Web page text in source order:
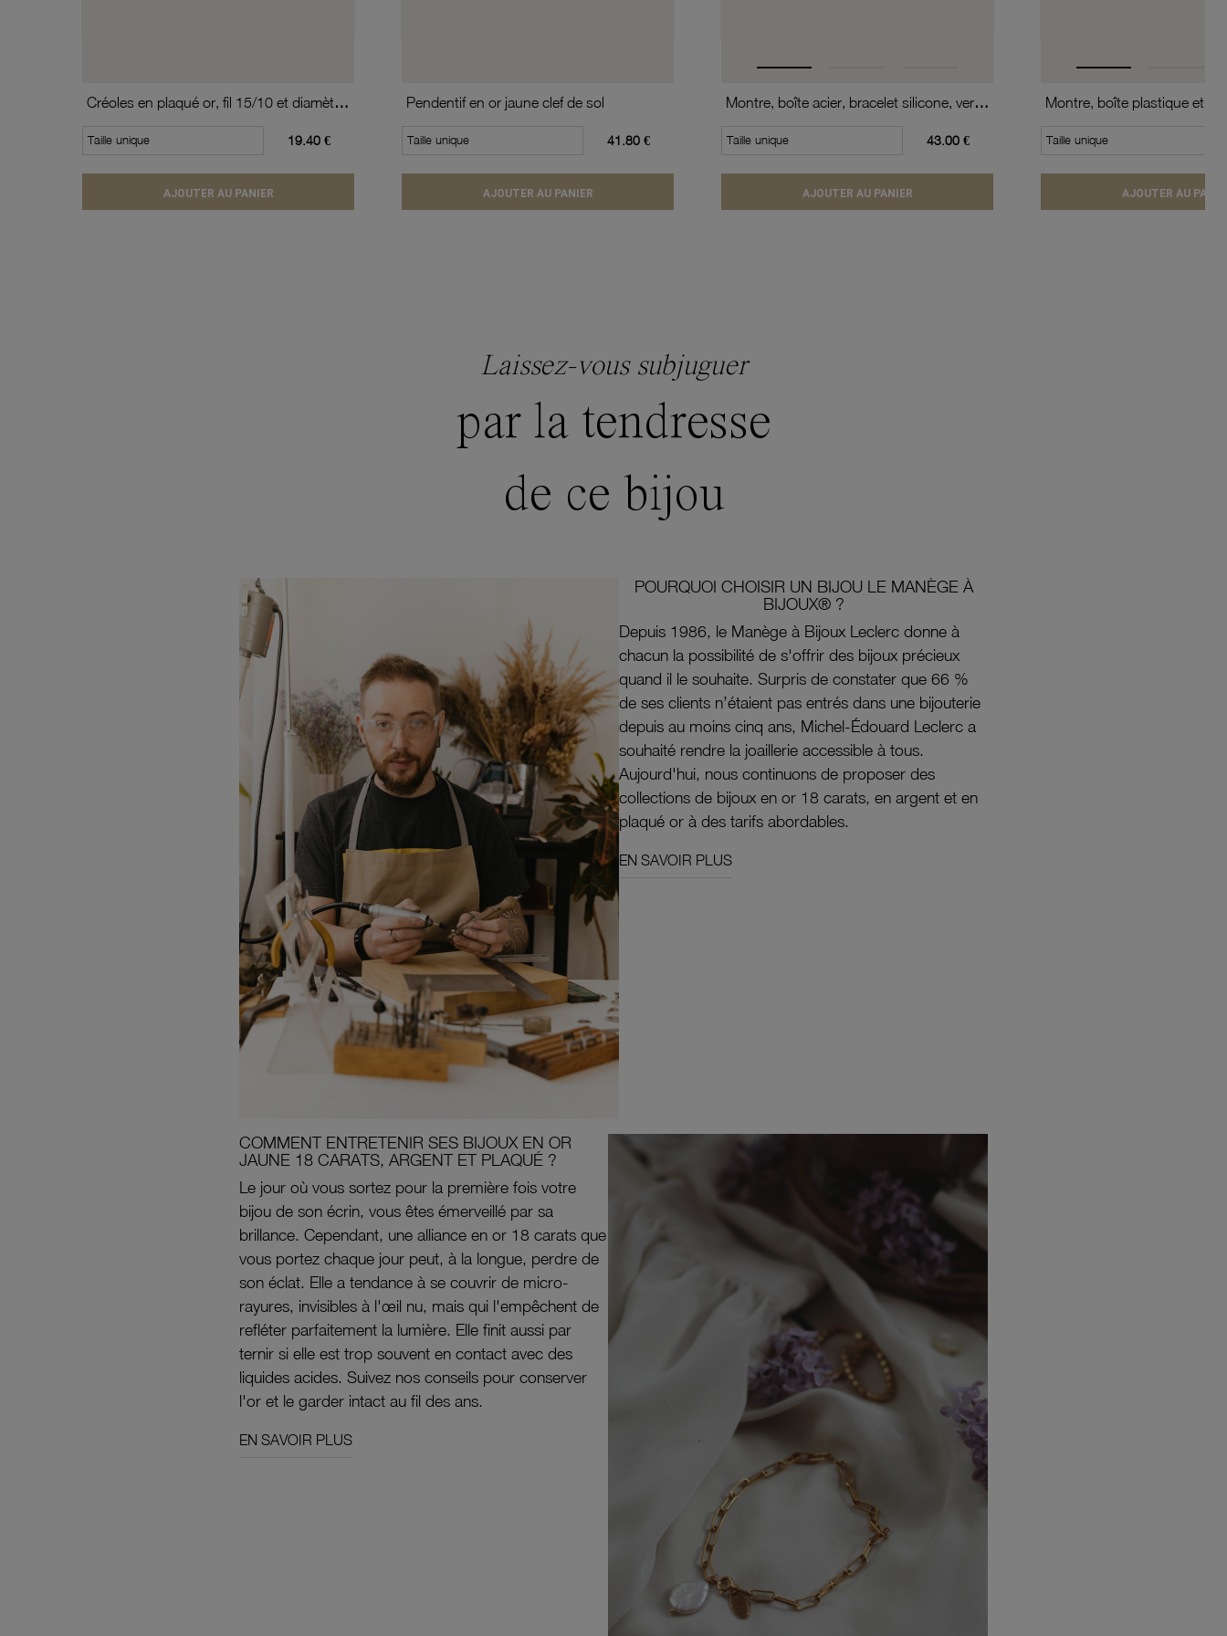
Créoles en plaqué or, fil 15/10 et diamètre 20 mm
Taille unique 19.40 €
AJOUTER AU PANIER
Pendentif en or jaune clef de sol
Taille unique 41.80 €
AJOUTER AU PANIER
Montre, boîte acier, bracelet silicone, verre minéral, kids
Taille unique 43.00 €
AJOUTER AU PANIER
Taille unique
AJOUTER AU
Laissez-vous subjuguer
par la tendresse
de ce bijou
POURQUOI CHOISIR UN BIJOU LE MANÈGE À
BIJOUX® ?
Depuis 1986, le Manège à Bijoux Leclerc donne à
chacun la possibilité de s'offrir des bijoux précieux
quand il le souhaite. Surpris de constater que 66 %
de ses clients n’étaient pas entrés dans une bijouterie
depuis au moins cinq ans, Michel-Édouard Leclerc a
souhaité rendre la joaillerie accessible à tous.
Aujourd'hui, nous continuons de proposer des
collections de bijoux en or 18 carats, en argent et en
plaqué or à des tarifs abordables.
EN SAVOIR PLUS
COMMENT ENTRETENIR SES BIJOUX EN OR
JAUNE 18 CARATS, ARGENT ET PLAQUÉ ?
Le jour où vous sortez pour la première fois votre
bijou de son écrin, vous êtes émerveillé par sa
brillance. Cependant, une alliance en or 18 carats que
vous portez chaque jour peut, à la longue, perdre de
son éclat. Elle a tendance à se couvrir de micro-
rayures, invisibles à l'œil nu, mais qui l'empêchent de
refléter parfaitement la lumière. Elle finit aussi par
ternir si elle est trop souvent en contact avec des
liquides acides. Suivez nos conseils pour conserver
l'or et le garder intact au fil des ans.
EN SAVOIR PLUS